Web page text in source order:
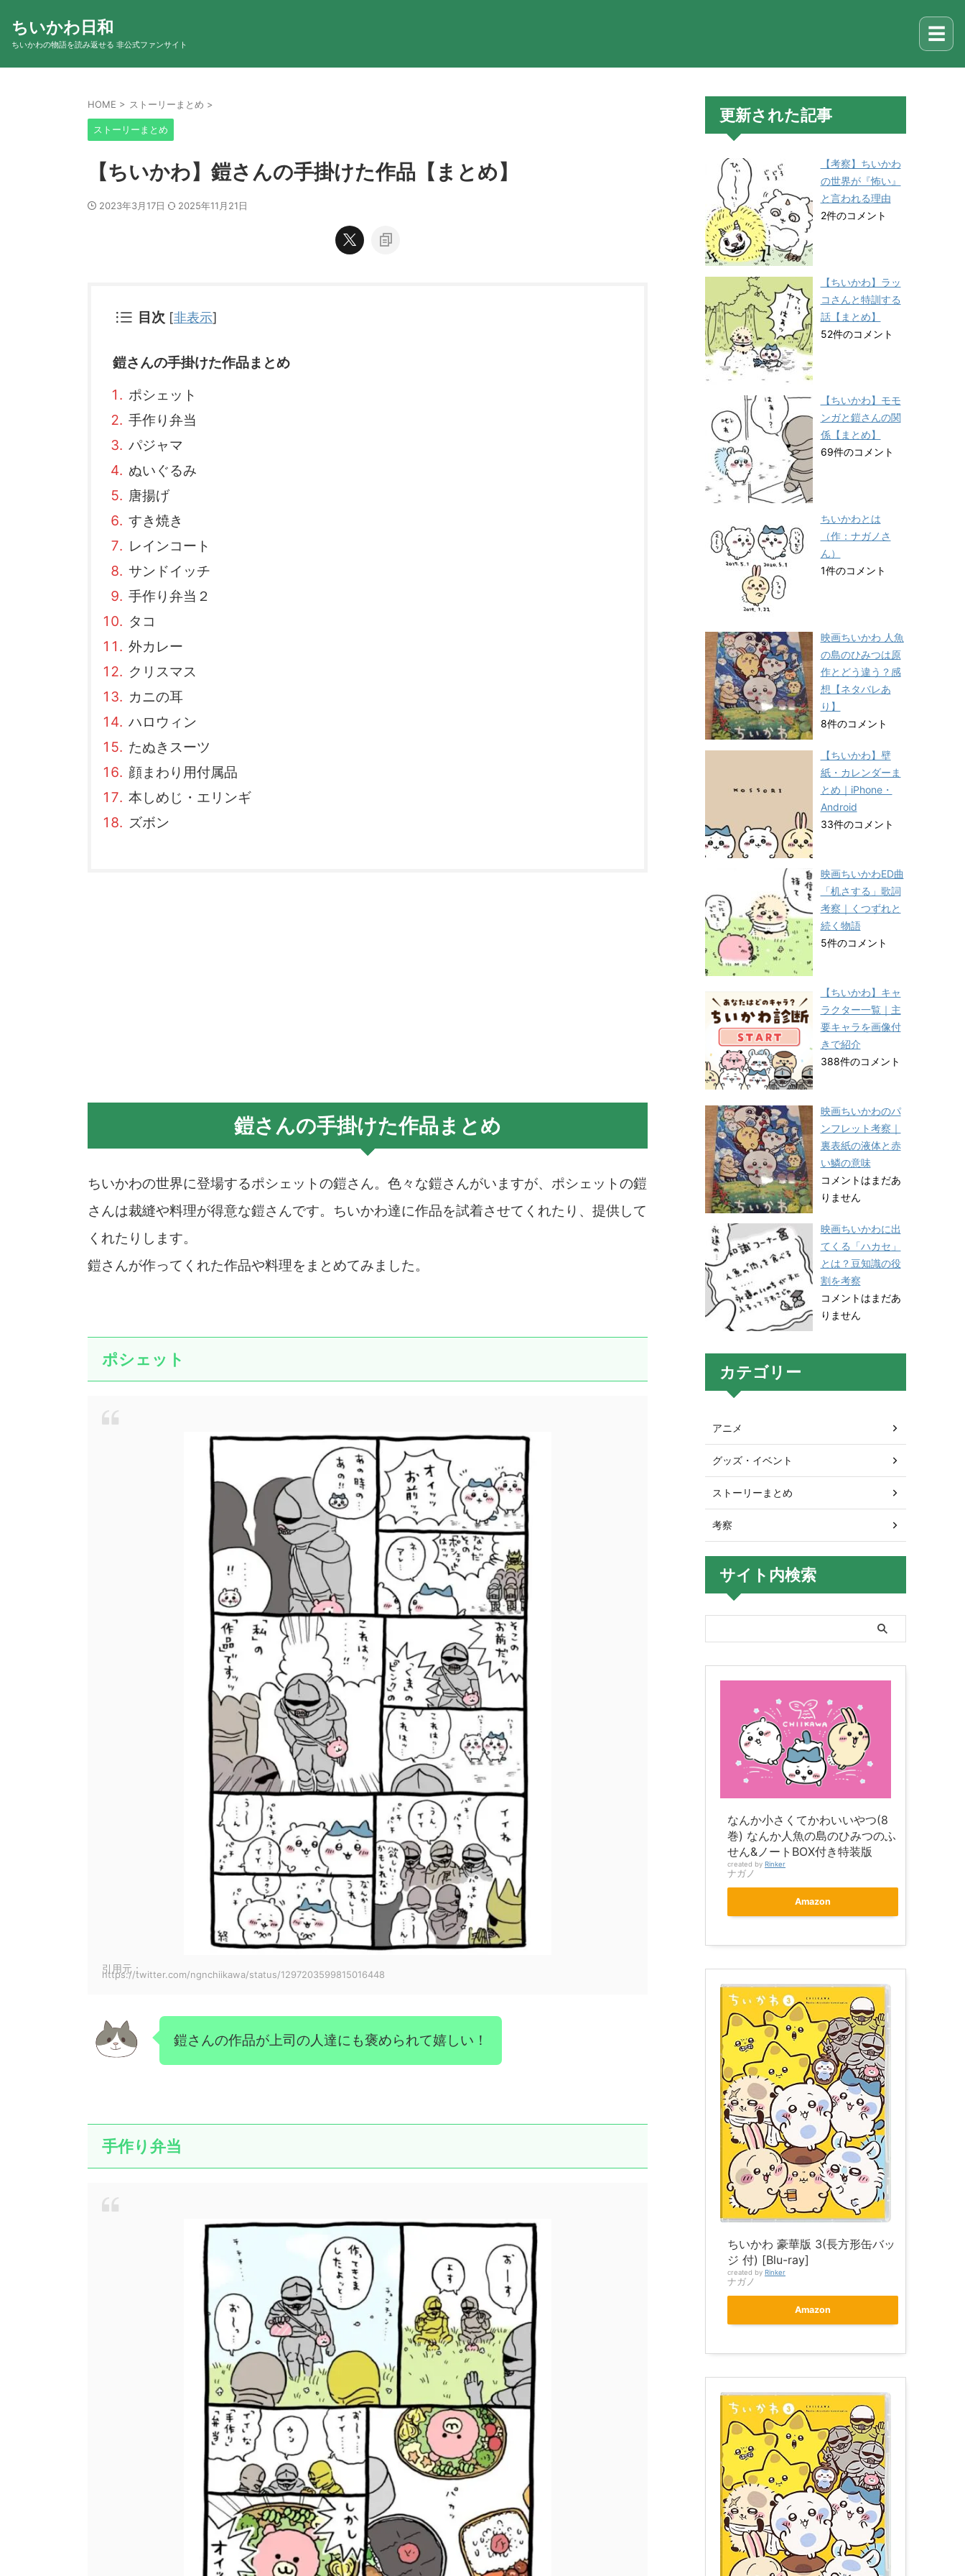
ちいかわ日和
ちいかわの物語を読み返せる 非公式ファンサイト ☰
HOME > ストーリーまとめ >
ストーリーまとめ
【ちいかわ】鎧さんの手掛けた作品【まとめ】
2023年3月17日 2025年11月21日
目次 [非表示]
鎧さんの手掛けた作品まとめ
ポシェット
手作り弁当
パジャマ
ぬいぐるみ
唐揚げ
すき焼き
レインコート
サンドイッチ
手作り弁当２
タコ
外カレー
クリスマス
カニの耳
ハロウィン
たぬきスーツ
顔まわり用付属品
本しめじ・エリンギ
ズボン
鎧さんの手掛けた作品まとめ
ちいかわの世界に登場するポシェットの鎧さん。色々な鎧さんがいますが、ポシェットの鎧
さんは裁縫や料理が得意な鎧さんです。ちいかわ達に作品を試着させてくれたり、提供して
くれたりします。
鎧さんが作ってくれた作品や料理をまとめてみました。
ポシェット
引用元：
https://twitter.com/ngnchiikawa/status/1297203599815016448
鎧さんの作品が上司の人達にも褒められて嬉しい！
手作り弁当
更新された記事
【考察】ちいかわ
の世界が『怖い』
と言われる理由
2件のコメント
【ちいかわ】ラッ
コさんと特訓する
話【まとめ】
52件のコメント
【ちいかわ】モモ
ンガと鎧さんの関
係【まとめ】
69件のコメント
ちいかわとは
（作：ナガノさ
ん）
1件のコメント
映画ちいかわ 人魚
の島のひみつは原
作とどう違う？感
想【ネタバレあ
り】
8件のコメント
【ちいかわ】壁
紙・カレンダーま
とめ｜iPhone・
Android
33件のコメント
映画ちいかわED曲
「机さする」歌詞
考察｜くつずれと
続く物語
5件のコメント
【ちいかわ】キャ
ラクター一覧｜主
要キャラを画像付
きで紹介
388件のコメント
映画ちいかわのパ
ンフレット考察｜
裏表紙の液体と赤
い鱗の意味
コメントはまだあ
りません
映画ちいかわに出
てくる「ハカセ」
とは？豆知識の役
割を考察
コメントはまだあ
りません
カテゴリー
アニメ
グッズ・イベント
ストーリーまとめ
考察
サイト内検索
なんか小さくてかわいいやつ(8
巻) なんか人魚の島のひみつのふ
せん&ノートBOX付き特装版
created by Rinker
ナガノ
Amazon
ちいかわ 豪華版 3(長方形缶バッ
ジ 付) [Blu-ray]
created by Rinker
ナガノ
Amazon